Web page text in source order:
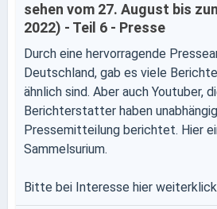
sehen vom 27. August bis
2022) - Teil 6 - Presse
Durch eine hervorragende
Deutschland, gab es viele
ähnlich sind. Aber auch Youtuber,
Berichterstatter haben
Pressemitteilung berichtet. Hier
Sammelsurium.
Bitte bei Interesse hier